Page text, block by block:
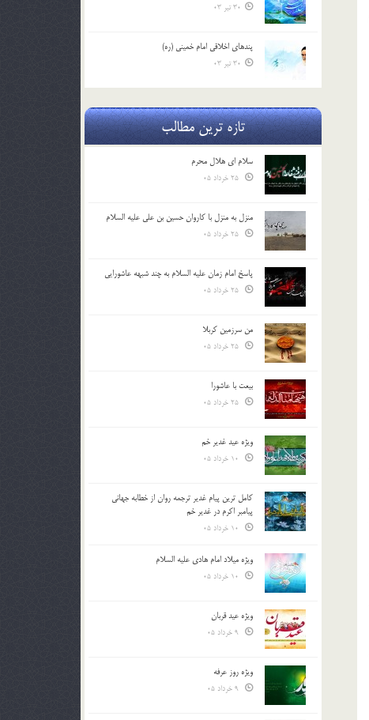
30 تیر 03
پندهاي اخلاقي امام خميني (ره)
30 تیر 03
تازه ترین مطالب
سلام ای هلال محرم
منزل به منزل با کاروان حسین بن علی علیه السلام
پاسخ امام زمان علیه السلام به چند شبهه عاشورایی
من سرزمین کربلا
بیعت با عاشورا
ویژه عید غدیر خم
کامل ترین پیام غدیر ترجمه روان از خطابه جهانی
پیامبر اکرم در غدیر خم
ویژه میلاد امام هادی علیه السلام
ویژه عید قربان
ویژه روز عرفه